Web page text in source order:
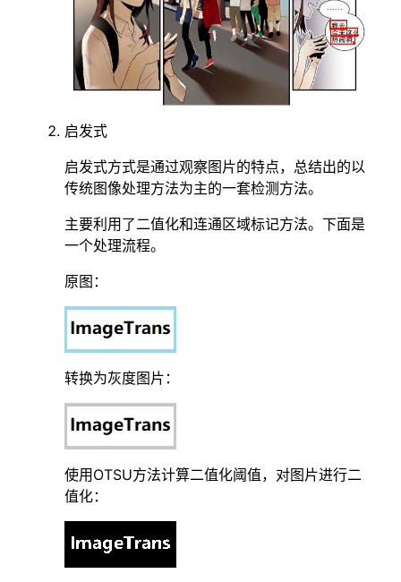
启发式
启发式方式是通过观察图片的特点，总结出的以
传统图像处理方法为主的一套检测方法。
主要利用了二值化和连通区域标记方法。下面是
一个处理流程。
原图：
转换为灰度图片：
使用OTSU方法计算二值化阈值，对图片进行二
值化：